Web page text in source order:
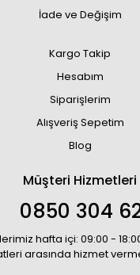
İade ve Değişim
Kargo Takip
Hesabım
Siparişlerim
Alışveriş Sepetim
Blog
Müşteri Hizmetleri
0850 304
hafta içi: 09:00 -
arasında hizmet